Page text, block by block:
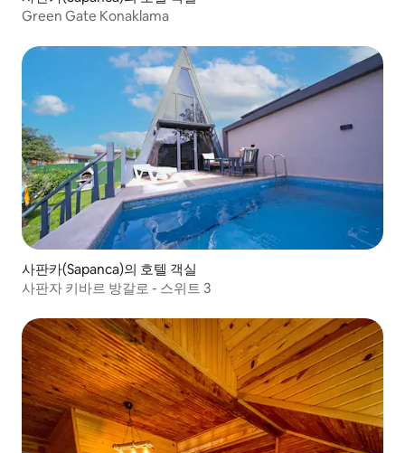
Green Gate Konaklama
사판카(Sapanca)의 호텔 객실
사판자 키바르 방갈로 - 스위트 3